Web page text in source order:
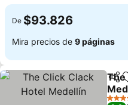
De $93.826
Mira precios de 9 páginas
The
Ver
5